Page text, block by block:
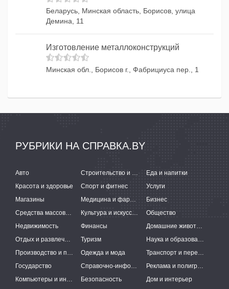
Беларусь, Минская область, Борисов, улица
Демина, 11
Изготовление металлоконструкций
Минская обл., Борисов г., Фабрициуса пер., 1
РУБРИКИ НА СПРАВКА.BY
Авто Строительство и ремонт
Еда и напитки
Красота и здоровье
Спорт и фитнес
Услуги
Магазины
Медицина и фармацевтика
Бизнес
Средства массовой информации
Культура и искусство
Общество
Недвижимость
Финансы
Домашние животные
Отдых и развлечения
Туризм
Наука и образование
Производство и поставки
Одежда и мода
Транспорт и перевозки
Государство
Справочно-информационные системы
Реклама и полиграфия
Компьютеры и интернет
Безопасность Дом и интерьер